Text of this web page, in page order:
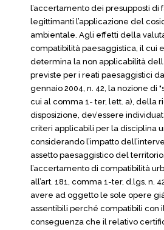
l’accertamento dei presupposti di
legittimanti l’applicazione del
ambientale. Agli effetti della
compatibilità paesaggistica, il cui
determina la non applicabilità
previste per i reati paesaggistici
gennaio 2004, n. 42, la nozione di
cui al comma 1- ter, lett. a), della
disposizione, dev’essere
criteri applicabili per la disciplina
considerando l’impatto
assetto paesaggistico del
l’accertamento di compatibilità
all’art. 181, comma 1-ter, d.lgs. n.
avere ad oggetto le sole opere
assentibili perché compatibili con
conseguenza che il relativo